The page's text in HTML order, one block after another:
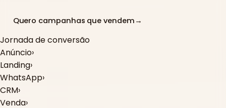
Quero campanhas que vendem →
Jornada de conversão
Anúncio›
Landing›
WhatsApp›
CRM›
Venda›